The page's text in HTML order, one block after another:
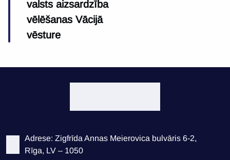
valsts aizsardzība
vēlēšanas Vācijā
vēsture
Adrese: Zigfrīda Annas Meierovica bulvāris 6-2,
Rīga, LV – 1050